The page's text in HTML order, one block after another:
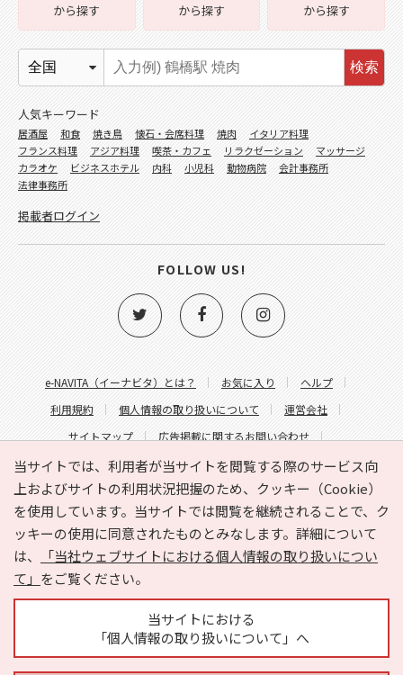
当サイトでは、利用者が当サイトを閲覧する際のサービス向
上およびサイトの利用状況把握のため、クッキー（Cookie）
を使用しています。当サイトでは閲覧を継続されることで、ク
ッキーの使用に同意されたものとみなします。詳細について
は、
「当社ウェブサイトにおける個人情報の取り扱いについ
て」 をご覧ください。
当サイトにおける
「個人情報の取り扱いについて」へ
e-NAVITA（イーナビタ）とは？ お気に入り
ヘルプ
利用規約
個人情報の取り扱いについて
運営会社
サイトマップ
広告掲載に関するお問い合わせ
サイトの内容に関するお問い合わせ
から探す
から探す
から探す
検索
人気キーワード
居酒屋 和食 焼き鳥 懐石・会席料理 焼肉
イタリア料理
フランス料理
アジア料理 喫茶・カフェ リラクゼーション
マッサージ
カラオケ
ビジネスホテル 内科 小児科 動物病院
会計事務所
法律事務所
掲載者ログイン
FOLLOW US!
Copyright © HYOJITO.Co.,Ltd. All Rights Reserved.